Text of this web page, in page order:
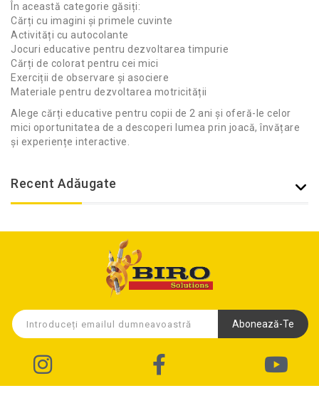
În această categorie găsiți:
Cărți cu imagini și primele cuvinte
Activități cu autocolante
Jocuri educative pentru dezvoltarea timpurie
Cărți de colorat pentru cei mici
Exerciții de observare și asociere
Materiale pentru dezvoltarea motricității
Alege cărți educative pentru copii de 2 ani și oferă-le celor
mici oportunitatea de a descoperi lumea prin joacă, învățare
și experiențe interactive.
Recent Adăugate
Abonează-Te